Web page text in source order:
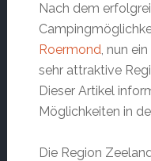
Nach dem
Roermond, nun
sehr attraktive
Dieser Artikel
Möglichkeiten in
Die Region